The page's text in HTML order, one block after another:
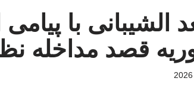
الشیبانی با
قصد مداخله